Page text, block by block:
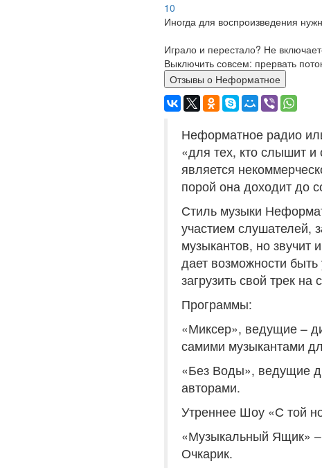
10
Иногда для воспроизведения
Играло и перестало? Не
Выключить совсем: прервать
Отзывы о Неформатное
Неформатное радио
«для тех, кто слышит и
является
порой она доходит до
Стиль музыки
участием слушателей,
музыкантов, но звучит
дает возможности
загрузить свой трек
Программы:
«Миксер», ведущие –
самими музыкантами
«Без Воды», ведущие
авторами.
Утреннее Шоу «С той
«Музыкальный Ящик»
Очкарик.